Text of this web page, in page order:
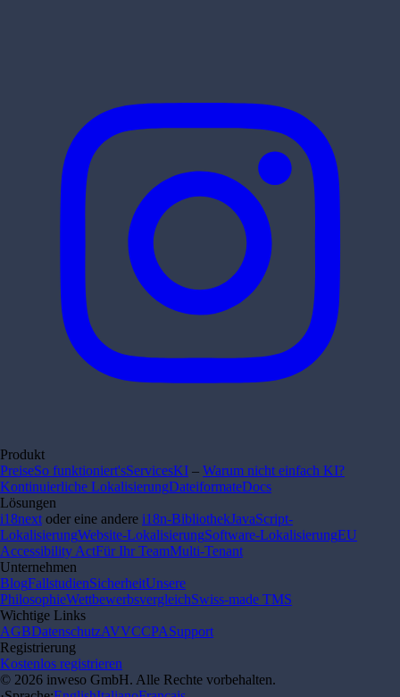
Produkt
PreiseSo funktioniert'sServicesKI – Warum nicht einfach KI?
Kontinuierliche LokalisierungDateiformateDocs
Lösungen
i18next oder eine andere i18n-BibliothekJavaScript-
LokalisierungWebsite-LokalisierungSoftware-LokalisierungEU
Accessibility ActFür Ihr TeamMulti-Tenant
Unternehmen
BlogFallstudienSicherheitUnsere
PhilosophieWettbewerbsvergleichSwiss-made TMS
Wichtige Links
AGBDatenschutzAVVCCPASupport
Registrierung
Kostenlos registrieren
© 2026 inweso GmbH. Alle Rechte vorbehalten.